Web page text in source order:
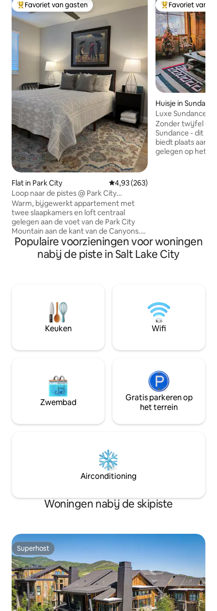
Topfavoriet van gasten
Favoriet van gasten
Flat in Park City Gemiddelde beoordeling van
4,93 (263)
Loop naar de pistes @ Park City
Mountain/Canyons
Warm, bijgewerkt appartement met
twee slaapkamers en loft centraal
gelegen aan de voet van de Park City
Mountain aan de kant van de Canyons.
Loop naar de skiliften, restaurants, bars,
golf en andere voorzieningen in Park
City Mountain/ Canyon 's Village. Het
tennisbaan en de sauna op loopafstand
van het appartement. Er is ook een
gratis Canyons-shuttle die rechtstreeks
vanaf mijn voordeur recht naar de lift
Topfavoriet van
Favoriet van
Huisje in
Luxe Sundance
lopen naar resort
Zonder twijfel de
Sundance - dit
biedt plaats aan 4
gelegen op het
we kunst en
die we
Populaire voorzieningen voor woningen
nabij de piste in Salt Lake City
Keuken Wifi
Zwembad
Gratis parkeren op
het terrein
Airconditioning
Woningen nabij de skipiste
Superhost
Superhost